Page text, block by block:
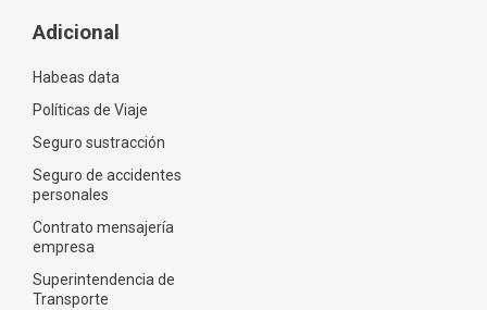
Adicional
Habeas data
Políticas de Viaje
Seguro sustracción
Seguro de accidentes
personales
Contrato mensajería
empresa
Superintendencia de
Transporte